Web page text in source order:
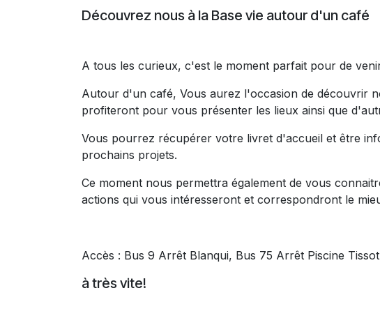
Découvrez nous à la Base vie autour d'un café
A tous les curieux, c'est le moment parfait pour de
Autour d'un café, Vous aurez l'occasion de découvrir
profiteront pour vous présenter les lieux ainsi que
Vous pourrez récupérer votre livret d'accueil et être
prochains projets.
Ce moment nous permettra également de vous
actions qui vous intéresseront et correspondront le
Accès : Bus 9 Arrêt Blanqui, Bus 75 Arrêt Piscine
à très vite!